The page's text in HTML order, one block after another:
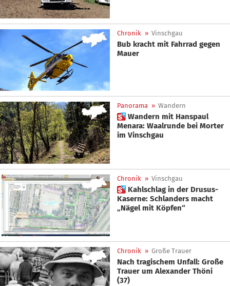
Chronik » Vinschgau
Bub kracht mit Fahrrad gegen
Mauer
Panorama » Wandern
 Wandern mit Hanspaul
Menara: Waalrunde bei Morter
im Vinschgau
Chronik » Vinschgau
 Kahlschlag in der Drusus-
Kaserne: Schlanders macht
„Nägel mit Köpfen“
Chronik » Große Trauer
Nach tragischem Unfall: Große
Trauer um Alexander Thöni
(37)